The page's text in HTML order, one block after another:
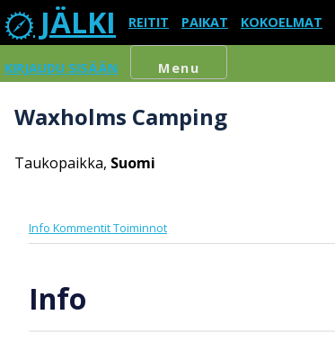
JÄLKI REITIT PAIKAT KOKOELMAT
KIRJAUDU SISÄÄN Menu
Waxholms Camping
Taukopaikka, Suomi
Info KommentitToiminnot
Info